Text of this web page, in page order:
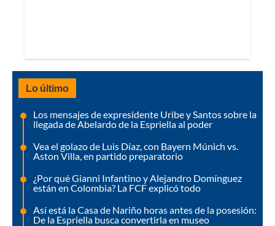
Lo último
Los mensajes de expresidente Uribe y Santos sobre la
llegada de Abelardo de la Espriella al poder
Vea el golazo de Luis Díaz, con Bayern Múnich vs.
Aston Villa, en partido preparatorio
¿Por qué Gianni Infantino y Alejandro Domínguez
están en Colombia? La FCF explicó todo
Así está la Casa de Nariño horas antes de la posesión:
De la Espriella busca convertirla en museo